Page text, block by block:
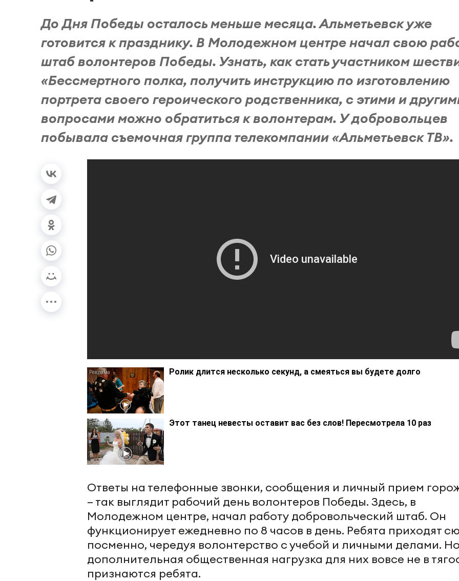
До Дня Победы осталось меньше месяца. Альметьевск уже
готовится к празднику. В Молодежном центре начал свою
штаб волонтеров Победы. Узнать, как стать участником
«Бессмертного полка, получить инструкцию по изготовлению
портрета своего героического родственника, с этими и
вопросами можно обратиться к волонтерам. У добровольцев
побывала съемочная группа телекомпании «Альметьевск ТВ».
Ролик длится несколько секунд, а смеяться вы будете долго
Этот танец невесты оставит вас без слов! Пересмотрела 10 раз
Ответы на телефонные звонки, сообщения и личный прием
– так выглядит рабочий день волонтеров Победы. Здесь, в
Молодежном центре, начал работу добровольческий штаб. Он
функционирует ежедневно по 8 часов в день. Ребята приходят
посменно, чередуя волонтерство с учебой и личными делами.
дополнительная общественная нагрузка для них вовсе не в
признаются ребята.